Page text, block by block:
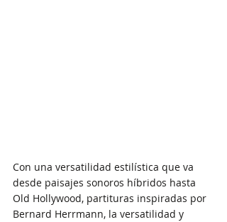
Con una versatilidad estilística que va
desde paisajes sonoros híbridos hasta
Old Hollywood, partituras inspiradas por
Bernard Herrmann, la versatilidad y